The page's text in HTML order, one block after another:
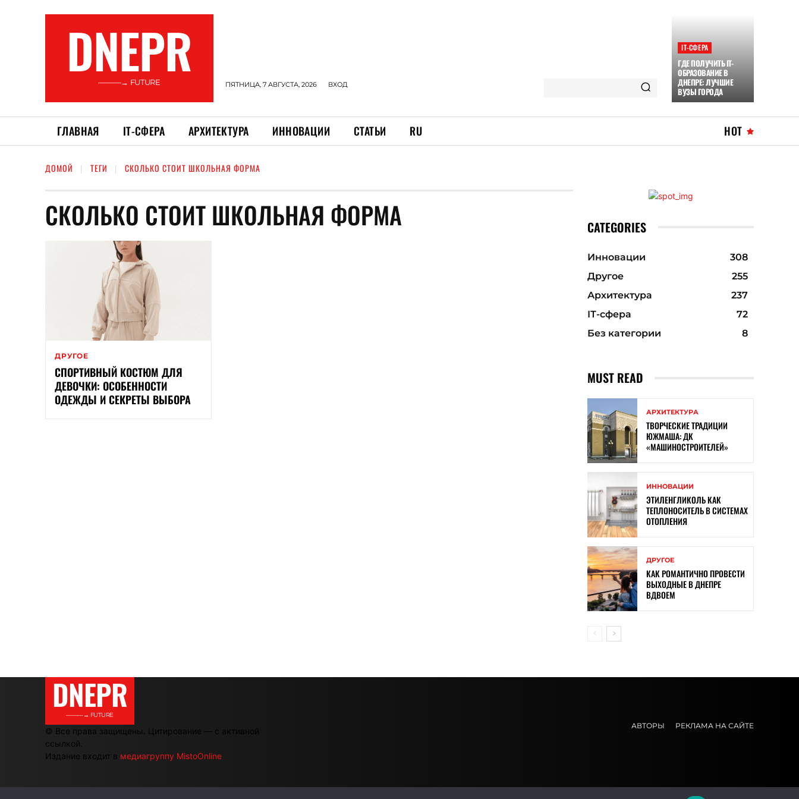
DNEPR
———→ FUTURE ПЯТНИЦА, 7 АВГУСТА, 2026 ВХОД
ІТ-СФЕРА
ГДЕ ПОЛУЧИТЬ IT-
ОБРАЗОВАНИЕ В
ДНЕПРЕ: ЛУЧШИЕ
ВУЗЫ ГОРОДА
ГЛАВНАЯ ІТ-СФЕРА АРХИТЕКТУРА ИННОВАЦИИ СТАТЬИ RU HOT
ДОМОЙ ТЕГИ СКОЛЬКО СТОИТ ШКОЛЬНАЯ ФОРМА
СКОЛЬКО СТОИТ ШКОЛЬНАЯ ФОРМА
ДРУГОЕ
СПОРТИВНЫЙ КОСТЮМ ДЛЯ
ДЕВОЧКИ: ОСОБЕННОСТИ
ОДЕЖДЫ И СЕКРЕТЫ ВЫБОРА
CATEGORIES
Инновации
308
Другое
255
Архитектура
237
ІТ-сфера
72
Без категории
8
MUST READ
АРХИТЕКТУРА
ТВОРЧЕСКИЕ ТРАДИЦИИ
ЮЖМАША: ДК
«МАШИНОСТРОИТЕЛЕЙ»
ИННОВАЦИИ
ЭТИЛЕНГЛИКОЛЬ КАК
ТЕПЛОНОСИТЕЛЬ В СИСТЕМАХ
ОТОПЛЕНИЯ
ДРУГОЕ
КАК РОМАНТИЧНО ПРОВЕСТИ
ВЫХОДНЫЕ В ДНЕПРЕ
ВДВОЕМ
DNEPR
———→ FUTURE
© Все права защищены. Цитирование — с активной
ссылкой.
Издание входит в медиагруппу MistoOnline
АВТОРЫ РЕКЛАМА НА САЙТЕ